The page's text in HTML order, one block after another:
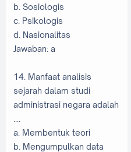
b. Sosiologis
c. Psikologis
d. Nasionalitas
Jawaban: a
14. Manfaat analisis
sejarah dalam studi
administrasi negara adalah
a. Membentuk teori
b. Mengumpulkan data